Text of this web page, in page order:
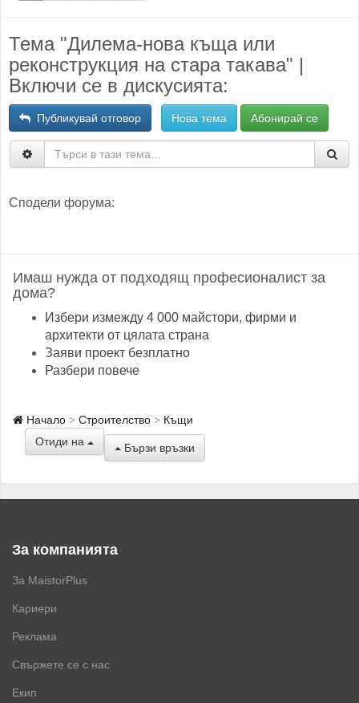
Тема "Дилема-нова къща или
реконструкция на стара такава" |
Включи се в дискусията:
Публикувай отговор Нова тема Абонирай се
Сподели форума:
Имаш нужда от подходящ професионалист за
дома?
Избери измежду 4 000 майстори, фирми и
архитекти от цялата страна
Заяви проект безплатно
Разбери повече
Начало Строителство
Къщи
Отиди на
Бързи връзки
За компанията
За MaistorPlus
Кариери
Реклама
Свържете се с нас
Екип